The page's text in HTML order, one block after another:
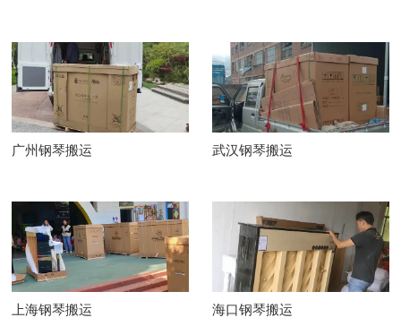
广州钢琴搬运 武汉钢琴搬运
上海钢琴搬运 海口钢琴搬运